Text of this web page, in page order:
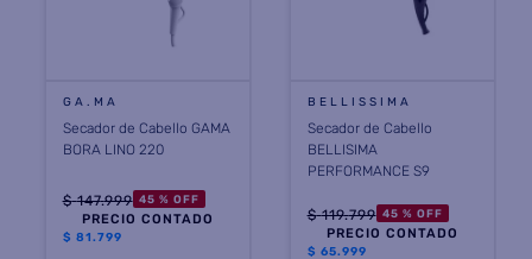
GA.MA
Secador de Cabello GAMA
BORA LINO 220
$ 147.999 45 % OFF
PRECIO CONTADO
$ 81.799
BELLISSIMA
Secador de Cabello
BELLISIMA
PERFORMANCE S9
$ 119.799 45 % OFF
PRECIO CONTADO
$ 65.999